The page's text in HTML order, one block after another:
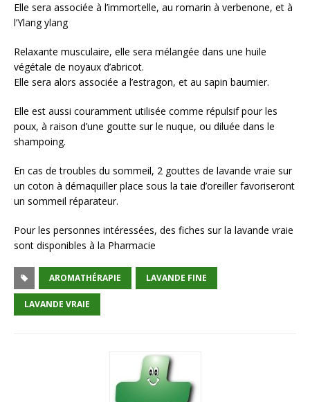
Elle sera associée à l’immortelle, au romarin à verbenone, et à
l’Ylang ylang
Relaxante musculaire, elle sera mélangée dans une huile
végétale de noyaux d’abricot.
Elle sera alors associée a l’estragon, et au sapin baumier.
Elle est aussi couramment utilisée comme répulsif pour les
poux, à raison d’une goutte sur le nuque, ou diluée dans le
shampoing.
En cas de troubles du sommeil, 2 gouttes de lavande vraie sur
un coton à démaquiller place sous la taie d’oreiller favoriseront
un sommeil réparateur.
Pour les personnes intéressées, des fiches sur la lavande vraie
sont disponibles à la Pharmacie
AROMATHÉRAPIE LAVANDE FINE
LAVANDE VRAIE